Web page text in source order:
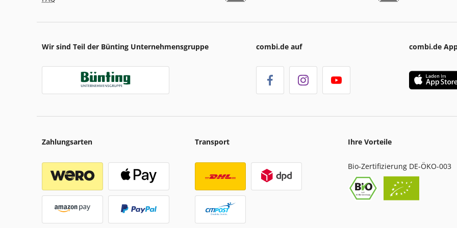
Wir sind Teil der Bünting Unternehmensgruppe combi.de auf combi.de
Zahlungsarten Transport Ihre Vorteile
Bio-Zertifizierung DE-ÖKO-003